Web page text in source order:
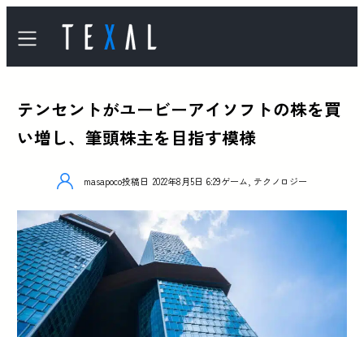
テンセントがユービーアイソフトの株を買
い増し、筆頭株主を目指す模様
masapoco投稿日 2022年8月5日 6:29ゲーム テクノロジー